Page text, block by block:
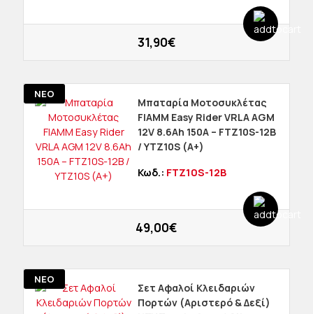
31,90€
ΝΕΟ
Μπαταρία Μοτοσυκλέτας
FIAMM Easy Rider VRLA AGM
12V 8.6Ah 150A – FTZ10S-12B
/ YTZ10S (Α+)
Κωδ.: FTZ10S-12B
49,00€
ΝΕΟ
Σετ Αφαλοί Κλειδαριών
Πορτών (Αριστερό & Δεξί)